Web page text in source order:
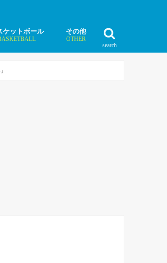
search
ケットボール その他
OTHER